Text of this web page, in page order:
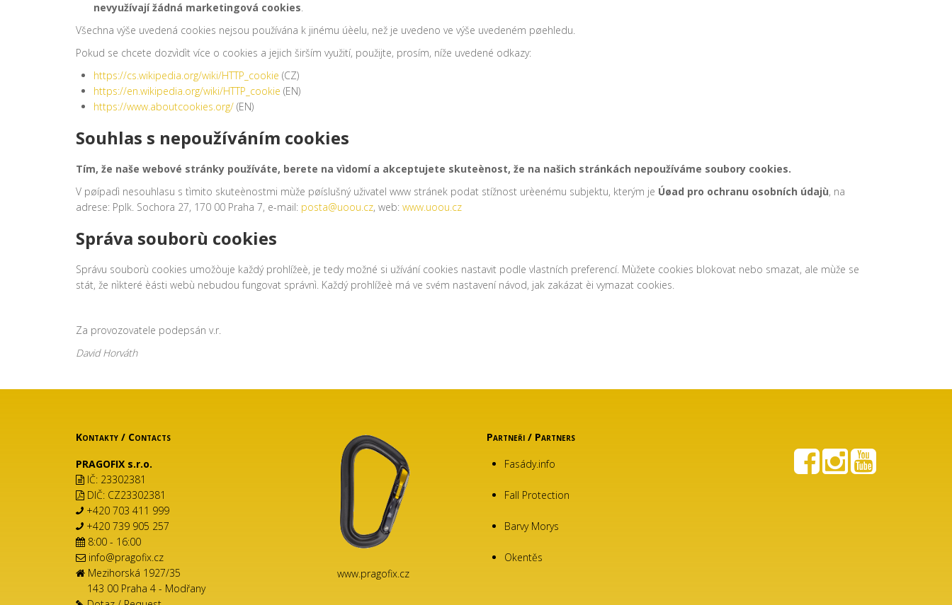
nevyužívají žádná marketingová cookies.
Všechna výše uvedená cookies nejsou používána k jinému úèelu, než je uvedeno ve výše uvedeném pøehledu.
Pokud se chcete dozvìdìt více o cookies a jejich širším využití, použijte, prosím, níže uvedené odkazy:
https://cs.wikipedia.org/wiki/HTTP_cookie (CZ)
https://en.wikipedia.org/wiki/HTTP_cookie (EN)
https://www.aboutcookies.org/ (EN)
Souhlas s nepoužíváním cookies
Tím, že naše webové stránky používáte, berete na vìdomí a akceptujete skuteènost, že na našich stránkách nepoužíváme soubory cookies.
V pøípadì nesouhlasu s tìmito skuteènostmi mùže pøíslušný uživatel www stránek podat stížnost urèenému subjektu, kterým je Úøad pro ochranu osobních údajù, na
adrese: Pplk. Sochora 27, 170 00 Praha 7, e-mail: posta@uoou.cz, web: www.uoou.cz
Správa souborù cookies
Správu souborù cookies umožòuje každý prohlížeè, je tedy možné si užívání cookies nastavit podle vlastních preferencí. Mùžete cookies blokovat nebo smazat, ale mùže se
stát, že nìkteré èásti webù nebudou fungovat správnì. Každý prohlížeè má ve svém nastavení návod, jak zakázat èi vymazat cookies.
Za provozovatele podepsán v.r.
David Horváth
Kontakty / Contacts
PRAGOFIX s.r.o.
IČ: 23302381
DIČ: CZ23302381
+420 703 411 999
+420 739 905 257
8:00 - 16:00
info@pragofix.cz
Mezihorská 1927/35
143 00 Praha 4 - Modřany
www.pragofix.cz
Partneři / Partners
Fasády.info
Fall Protection
Barvy Morys
Okentěs